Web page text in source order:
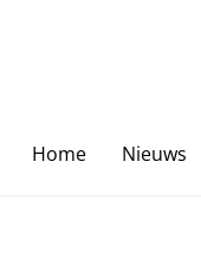
Home Nieuws